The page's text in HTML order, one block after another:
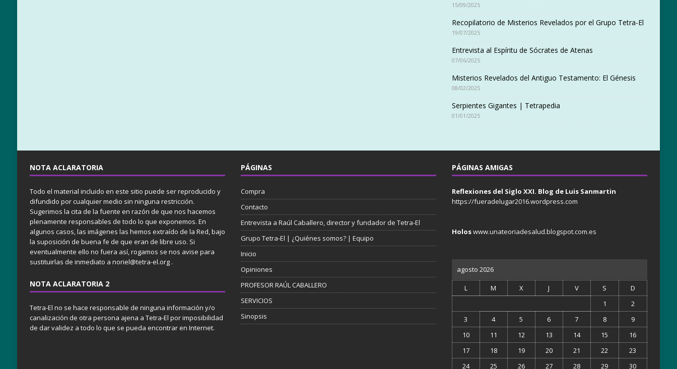
15/09/2025
Recopilatorio de Misterios Revelados por el Grupo Tetra-El
19/07/2025
Entrevista al Espíritu de Sócrates de Atenas
07/06/2025
Misterios Revelados del Antiguo Testamento: El Génesis
08/02/2025
Serpientes Gigantes | Tetrapedia
01/01/2025
NOTA ACLARATORIA
Todo el material incluido en este sitio puede ser reproducido y
difundido por cualquier medio sin ninguna restricción.
Sugerimos la cita de la fuente en razón de que nos hacemos
plenamente responsables de todo lo que exponemos. En
algunos casos, las imágenes las hemos extraído de la Red, bajo
la suposición de buena fe de que eran de libre uso. Si
eventualmente ello no fuera así, rogamos se nos avise para
sustituirlas de inmediato a noriel@tetra-el.org .
NOTA ACLARATORIA 2
Tetra-El no se hace responsable de ninguna información y/o
canalización de otra persona ajena a Tetra-El por imposibilidad
de dar validez a todo lo que se pueda encontrar en Internet.
PÁGINAS
Compra
Contacto
Entrevista a Raúl Caballero, director y fundador de Tetra-El
Grupo Tetra-El | ¿Quiénes somos? | Equipo
Inicio
Opiniones
PROFESOR RAÚL CABALLERO
SERVICIOS
Sinopsis
PÁGINAS AMIGAS
Reflexiones del Siglo XXI. Blog de Luis Sanmartin
https://fueradelugar2016.wordpress.com
Holoswww.unateoriadesalud.blogspot.com.es
agosto 2026
L M X J V S
D
1
2
3
4 5 6 7 8
9
10
11 12 13 14 15
16
17
18 19 20 21 22
23
24
25 26 27 28 29 30